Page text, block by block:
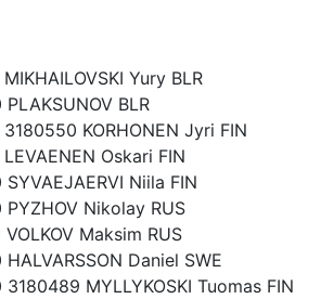
Yury BLR
BLR
KORHONEN Jyri FIN
Oskari FIN
Niila FIN
Nikolay RUS
Maksim RUS
Daniel SWE
MYLLYKOSKI Tuomas FIN